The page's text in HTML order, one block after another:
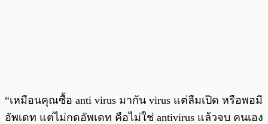
“เหมือนคุณซื้อ anti virus มากัน virus แต่ลืมเปิด หรือพอมี
อัพเดท แต่ไม่กดอัพเดท คือไม่ใช่ antivirus แล้วจบ คนเอง